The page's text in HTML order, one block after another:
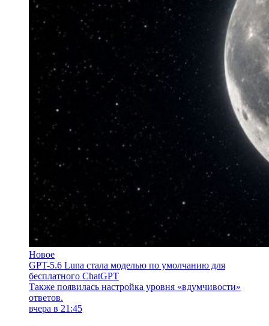
Новое
GPT-5.6 Luna стала моделью по умолчанию для
бесплатного ChatGPT
Также появилась настройка уровня «вдумчивости»
ответов.
вчера в 21:45